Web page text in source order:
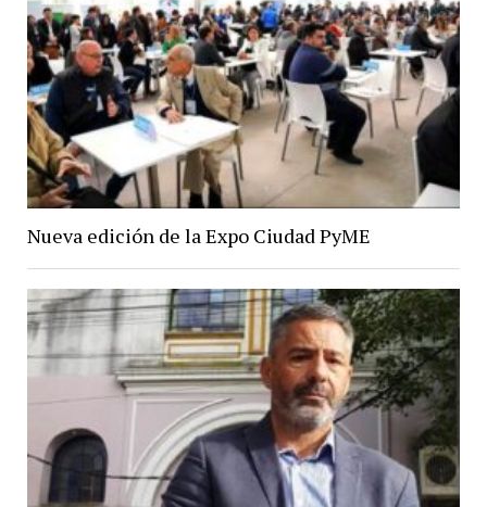
Nueva edición de la Expo Ciudad PyME